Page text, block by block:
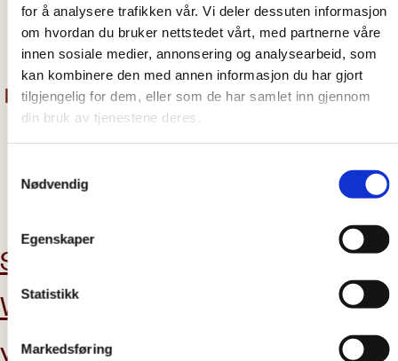
for å analysere trafikken vår. Vi deler dessuten informasjon
om hvordan du bruker nettstedet vårt, med partnerne våre
innen sosiale medier, annonsering og analysearbeid, som
kan kombinere den med annen informasjon du har gjort
tilgjengelig for dem, eller som de har samlet inn gjennom
din bruk av tjenestene deres.
Nødvendig
Egenskaper
Statistikk
Markedsføring
12.09.2023 emergency response Hunger
- I'm looking forward to a "real" meal
Support us
Latest news
Want to
volunteer?